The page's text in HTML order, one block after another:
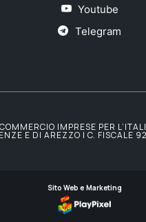
Youtube
Telegram
IMPRESE PER
E DI AREZZO | C. FISCALE
Sito Web e Marketing